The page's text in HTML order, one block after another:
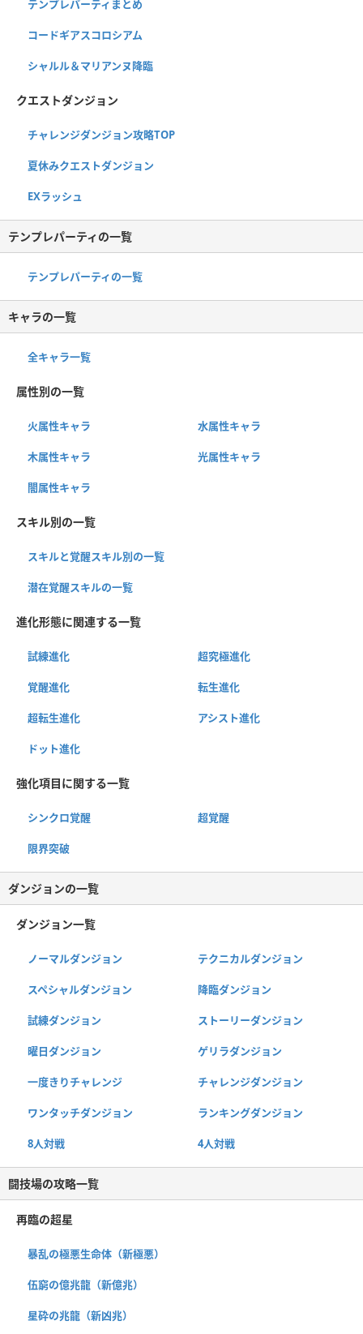
テンプレパーティまとめ
コードギアスコロシアム
シャルル＆マリアンヌ降臨
クエストダンジョン
チャレンジダンジョン攻略TOP
夏休みクエストダンジョン
EXラッシュ
テンプレパーティの一覧
テンプレパーティの一覧
キャラの一覧
全キャラ一覧
属性別の一覧
火属性キャラ 水属性キャラ
木属性キャラ 光属性キャラ
闇属性キャラ
スキル別の一覧
スキルと覚醒スキル別の一覧
潜在覚醒スキルの一覧
進化形態に関連する一覧
試練進化 超究極進化
覚醒進化 転生進化
超転生進化 アシスト進化
ドット進化
強化項目に関する一覧
シンクロ覚醒 超覚醒
限界突破
ダンジョンの一覧
ダンジョン一覧
ノーマルダンジョン テクニカルダンジョン
スペシャルダンジョン 降臨ダンジョン
試練ダンジョン ストーリーダンジョン
曜日ダンジョン ゲリラダンジョン
一度きりチャレンジ チャレンジダンジョン
ワンタッチダンジョン ランキングダンジョン
8人対戦 4人対戦
闘技場の攻略一覧
再臨の超星
暴乱の極悪生命体（新極悪）
伍窮の億兆龍（新億兆）
星砕の兆龍（新凶兆）